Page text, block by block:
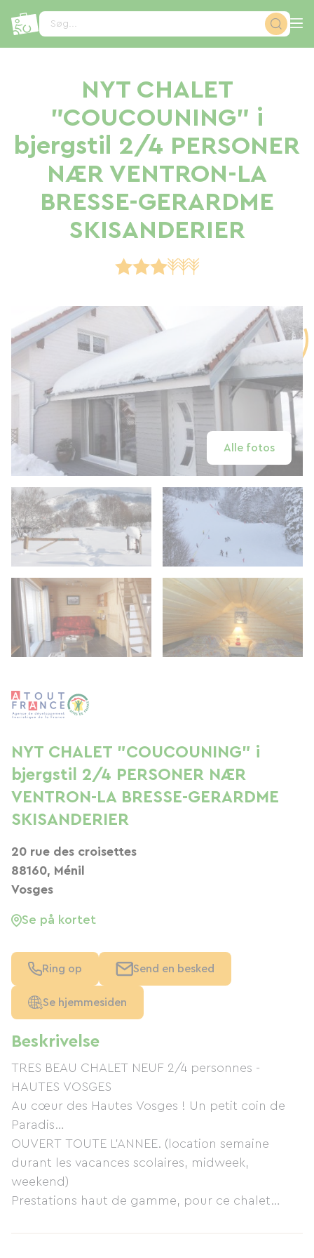
Søg...
NYT CHALET
"COUCOUNING" i
bjergstil 2/4 PERSONER
NÆR VENTRON-LA
BRESSE-GERARDME
SKISANDERIER
Alle fotos
Beskrivelse
TRES BEAU CHALET NEUF 2/4 personnes -
HAUTES VOSGES
Au cœur des Hautes Vosges ! Un petit coin de
Paradis…
OUVERT TOUTE L’ANNEE. (location semaine
durant les vacances scolaires, midweek,
weekend)
Prestations haut de gamme, pour ce chalet
NYT CHALET "COUCOUNING" i
bjergstil 2/4 PERSONER NÆR
VENTRON-LA BRESSE-GERARDME
SKISANDERIER
20 rue des croisettes
88160, Ménil
Vosges
Se på kortet
Ring op Send en besked
Se hjemmesiden
CCookie-styringspanel